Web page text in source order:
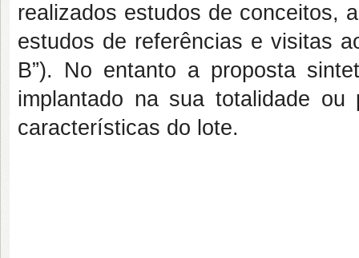
realizados estudos de conceitos,
estudos de referências e visitas
B”). No entanto a proposta
implantado na sua totalidade
características do lote.